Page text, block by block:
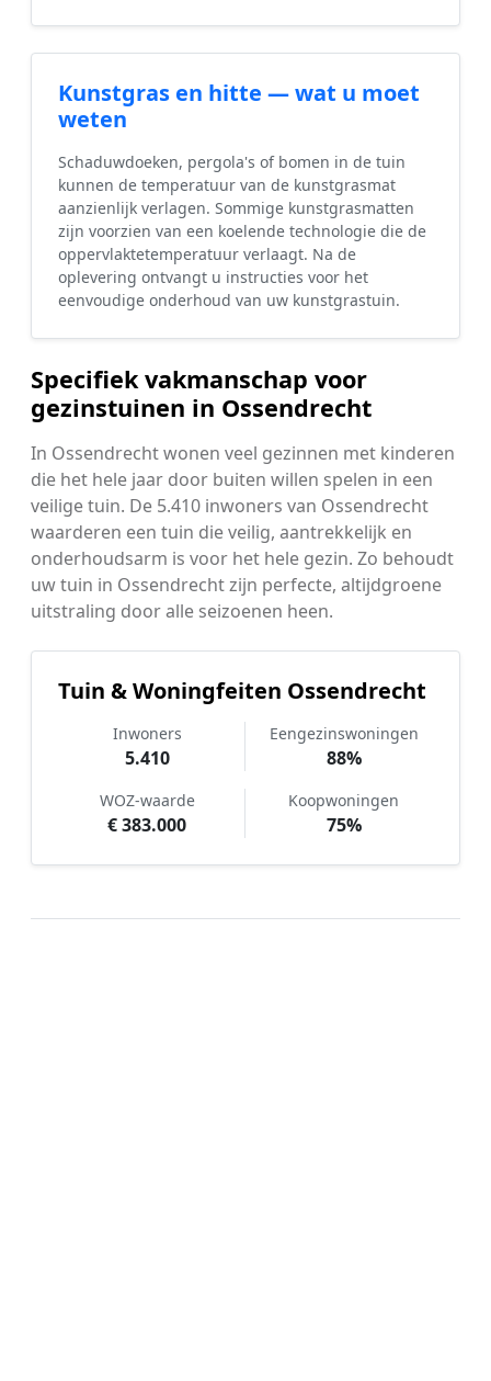
Kunstgras en hitte — wat u moet
weten
Schaduwdoeken, pergola's of bomen in de tuin
kunnen de temperatuur van de kunstgrasmat
aanzienlijk verlagen. Sommige kunstgrasmatten
zijn voorzien van een koelende technologie die de
oppervlaktetemperatuur verlaagt. Na de
oplevering ontvangt u instructies voor het
eenvoudige onderhoud van uw kunstgrastuin.
Specifiek vakmanschap voor
gezinstuinen in Ossendrecht
In Ossendrecht wonen veel gezinnen met kinderen
die het hele jaar door buiten willen spelen in een
veilige tuin. De 5.410 inwoners van Ossendrecht
waarderen een tuin die veilig, aantrekkelijk en
onderhoudsarm is voor het hele gezin. Zo behoudt
uw tuin in Ossendrecht zijn perfecte, altijdgroene
uitstraling door alle seizoenen heen.
Tuin & Woningfeiten Ossendrecht
Inwoners
5.410
Eengezinswoningen
88%
WOZ-waarde
€ 383.000
Koopwoningen
75%